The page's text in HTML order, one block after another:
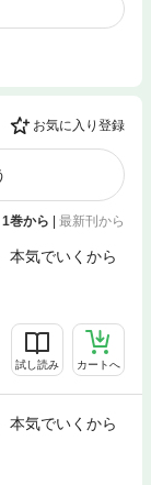
お気に入り登録
1巻から | 最新刊から
本気でいくから
試し読み カートへ
本気でいくから